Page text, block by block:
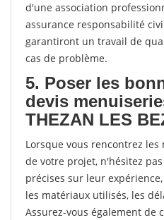
d'une association
assurance responsabilité
garantiront un travail de
cas de problème.
5. Poser les
devis
THEZAN LES
Lorsque vous rencontrez
de votre projet, n'hésitez
précises sur leur
les matériaux utilisés, les
Assurez-vous également de